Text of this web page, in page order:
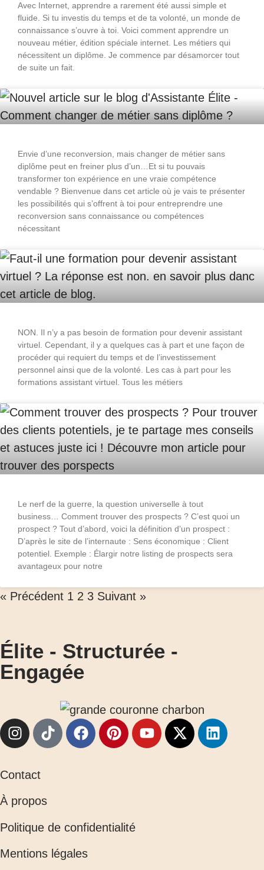
Avec Internet, apprendre a rarement été aussi simple et
fluide. Si tu investis du temps et de ta volonté, un monde de
connaissance s’ouvre à toi. Voici comment apprendre un
nouveau métier, édition spéciale internet. Les métiers qui
nécessitent un diplôme. Je commence par désamorcer tout
de suite un fait.
Envie d’une reconversion, mais changer de métier sans
diplôme peut en freiner plus d’un…Et si tu pouvais
transformer ton expérience en une vraie compétence
vendable ? Bienvenue dans cet article où je vais te présenter
les possibilités qui s’offrent à toi pour entreprendre une
reconversion sans connaissance ou compétences
nécessitant
NON. Il n’y a pas besoin de formation pour devenir assistant
virtuel. Cependant, il y a quelques cas à part et une façon de
procéder qui requiert du temps et de l’investissement
personnel ainsi que de la volonté. Les cas à part pour les
formations assistant virtuel. Tous les métiers
Le nerf de la guerre, la question universelle à tout
business… Comment trouver des prospects ? C’est quoi un
prospect ? Tout d’abord, voici la définition d’un prospect :
D’après le site de l’internaute : Sens économique : Client
potentiel. Exemple : Élargir notre listing de prospects sera
avantageux pour notre
« Précédent 1 2 3 Suivant »
Élite - Structurée -
Engagée
Contact
À propos
Politique de confidentialité
Mentions légales